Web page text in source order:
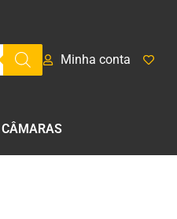
Minha conta
CÂMARAS